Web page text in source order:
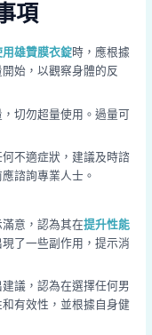
項
用雄贊膜衣錠時，應根據
始，以觀察身體的反
切勿超量使用。過量可
不適症狀，建議及時諮
諮詢專業人士。
意，認為其在提升性能
了一些副作用，提示消
議，認為在選擇任何男
有效性，並根據自身健